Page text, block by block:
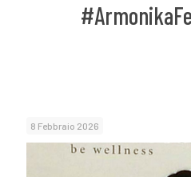
8 Febbraio 2026